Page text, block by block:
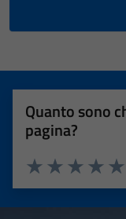
Quanto sono
pagina?
Valuta
Valuta 3
Valuta 2 stelle
Valuta 1 stelle su 5